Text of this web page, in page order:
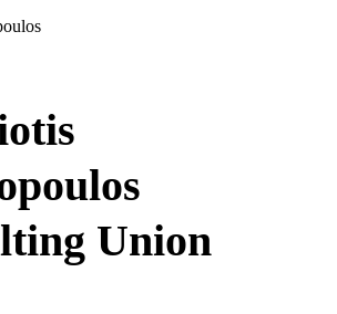
Union